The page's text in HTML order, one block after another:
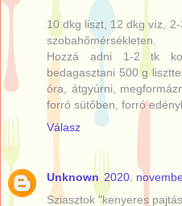
10 dkg liszt, 12 dkg víz,
szobahőmérsékleten.
Hozzá adni 1-2 tk
bedagasztani 500 g
óra, átgyúrni,
forró sütőben, forró
Válasz
Unknown 2020.
Sziasztok "kenyeres